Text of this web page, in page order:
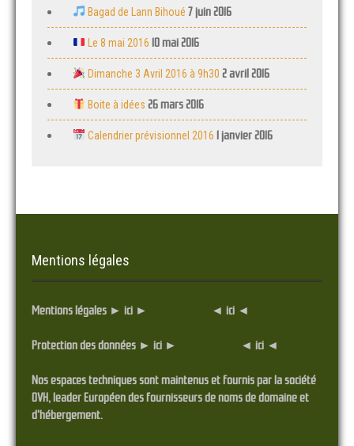
Bagad de Lann Bihoué 7 juin 2016
Le 8 mai 2016 10 mai 2016
Dimanche 3 Avril 2016 à 9h30 2 avril 2016
Boite à idées 26 mars 2016
Calendrier prévisionnel 2016 1 janvier 2016
Mentions légales
Mentions légales ► ici ► ◄ ici ◄
Protection des données ► ici ► ◄ ici ◄
Nos espaces techniques sont maintenus et fournis par la société
OVH, leader Européen des fournisseurs de noms de domaine et
d'hébergement.